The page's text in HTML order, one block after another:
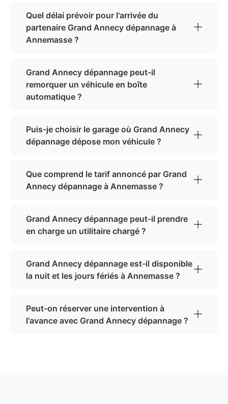
Quel délai prévoir pour l'arrivée du
partenaire Grand Annecy dépannage à
Annemasse ?
Grand Annecy dépannage peut-il
remorquer un véhicule en boîte
automatique ?
Puis-je choisir le garage où Grand Annecy
dépannage dépose mon véhicule ?
Que comprend le tarif annoncé par Grand
Annecy dépannage à Annemasse ?
Grand Annecy dépannage peut-il prendre
en charge un utilitaire chargé ?
Grand Annecy dépannage est-il disponible
la nuit et les jours fériés à Annemasse ?
Peut-on réserver une intervention à
l'avance avec Grand Annecy dépannage ?